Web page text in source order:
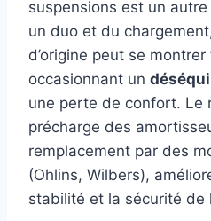
suspensions est un
un duo et du
d’origine peut se
occasionnant un
une perte de confort. Le
précharge des
remplacement par des
(Ohlins, Wilbers),
stabilité et la sécurité de